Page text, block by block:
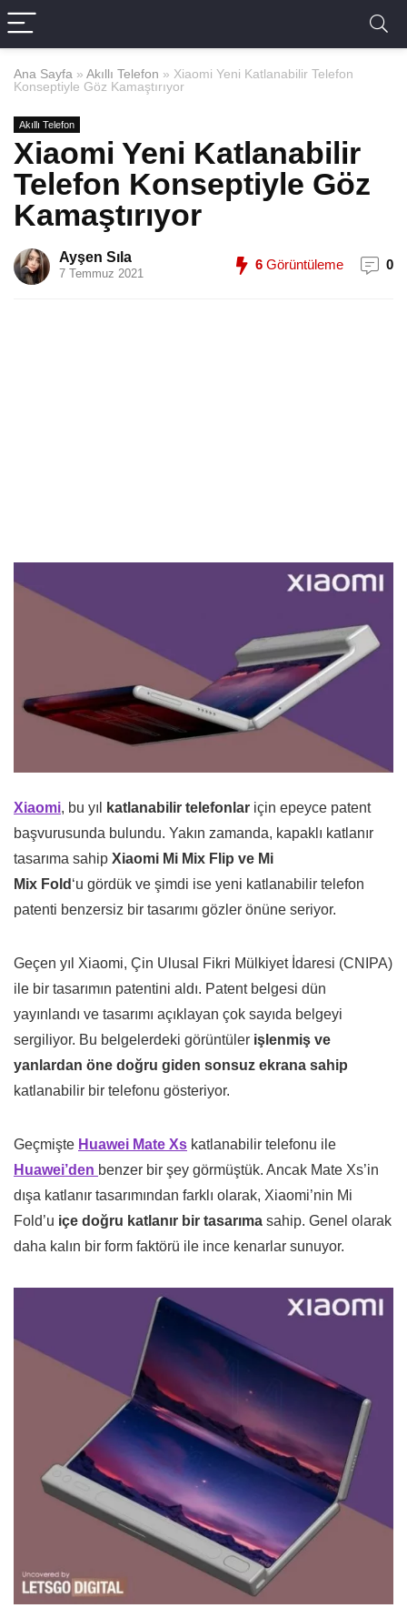
Ana Sayfa » Akıllı Telefon » Xiaomi Yeni Katlanabilir Telefon
Konseptiyle Göz Kamaştırıyor
Akıllı Telefon
Xiaomi Yeni Katlanabilir
Telefon Konseptiyle Göz
Kamaştırıyor
Ayşen Sıla
7 Temmuz 2021
6 Görüntüleme 0
Xiaomi, bu yıl katlanabilir telefonlar için epeyce patent
başvurusunda bulundu. Yakın zamanda, kapaklı katlanır
tasarıma sahip Xiaomi Mi Mix Flip ve Mi
Mix Fold ‘u gördük ve şimdi ise yeni katlanabilir telefon
patenti benzersiz bir tasarımı gözler önüne seriyor.
Geçen yıl Xiaomi, Çin Ulusal Fikri Mülkiyet İdaresi (CNIPA)
ile bir tasarımın patentini aldı. Patent belgesi dün
yayınlandı ve tasarımı açıklayan çok sayıda belgeyi
sergiliyor. Bu belgelerdeki görüntüler işlenmiş ve
yanlardan öne doğru giden sonsuz ekrana sahip
katlanabilir bir telefonu gösteriyor.
Geçmişte Huawei Mate Xs katlanabilir telefonu ile
Huawei’den benzer bir şey görmüştük. Ancak Mate Xs’in
dışa katlanır tasarımından farklı olarak, Xiaomi’nin Mi
Fold’u içe doğru katlanır bir tasarıma sahip. Genel olarak
daha kalın bir form faktörü ile ince kenarlar sunuyor.